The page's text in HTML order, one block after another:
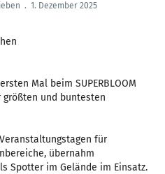
. 1. Dezember 2025
Mal beim SUPERBLOOM
größten und buntesten
für
übernahm
Spotter im Gelände im Einsatz.